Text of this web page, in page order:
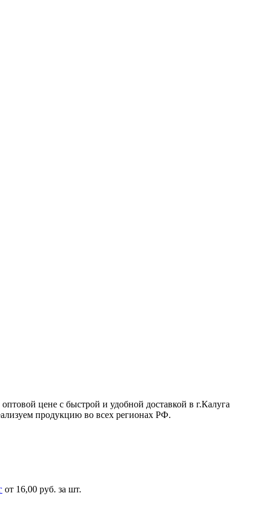
цене с быстрой и удобной доставкой в г.Калуга
продукцию во всех регионах РФ.
от 16,00 руб. за шт.